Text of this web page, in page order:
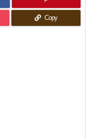
Copy